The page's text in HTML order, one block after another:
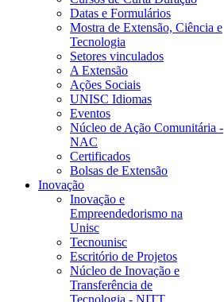
Datas e Formulários
Mostra de Extensão, Ciência e
Tecnologia
Setores vinculados
A Extensão
Ações Sociais
UNISC Idiomas
Eventos
Núcleo de Ação Comunitária -
NAC
Certificados
Bolsas de Extensão
Inovação
Inovação e
Empreendedorismo na
Unisc
Tecnounisc
Escritório de Projetos
Núcleo de Inovação e
Transferência de
Tecnologia - NITT